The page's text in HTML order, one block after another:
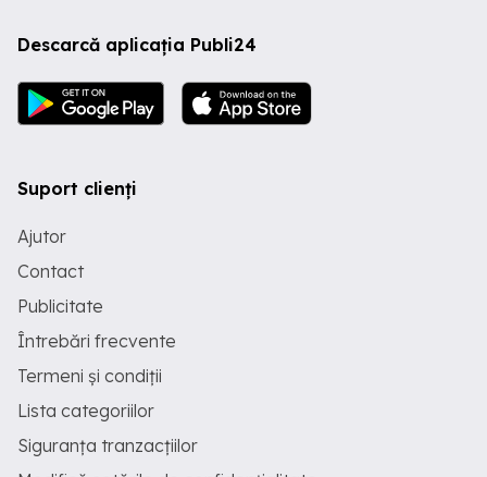
Descarcă aplicația Publi24
Suport clienți
Ajutor
Contact
Publicitate
Întrebări frecvente
Termeni și condiții
Lista categoriilor
Siguranța tranzacțiilor